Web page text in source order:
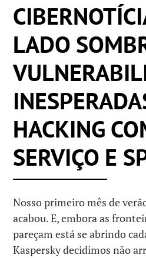
LADO
HACKING
SERVIÇO E
Nosso primeiro mês de
acabou. E, embora as
pareçam está se abrindo
Kaspersky decidimos não